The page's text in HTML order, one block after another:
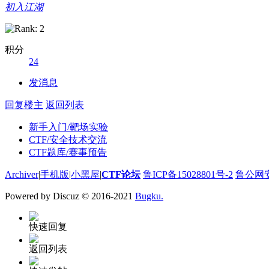
初入江湖
积分
24
发消息
回复楼主 返回列表
新手入门/靶场实验
CTF/安全技术交流
CTF题库/赛事预告
Archiver|手机版|小黑屋|CTF论坛 鲁ICP备15028801号-2 鲁公网
Powered by Discuz © 2016-2021 Bugku.
快速回复
返回列表